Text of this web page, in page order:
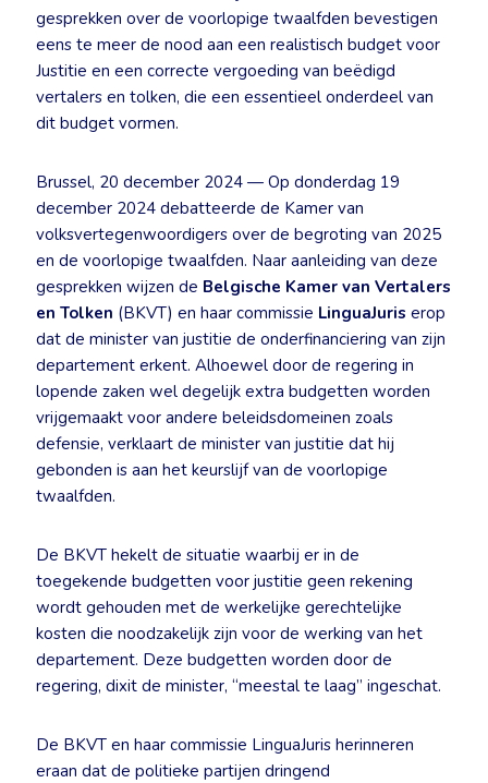
gesprekken over de voorlopige twaalfden bevestigen
eens te meer de nood aan een realistisch budget voor
Justitie en een correcte vergoeding van beëdigd
vertalers en tolken, die een essentieel onderdeel van
dit budget vormen.
Brussel, 20 december 2024 — Op donderdag 19
december 2024 debatteerde de Kamer van
volksvertegenwoordigers over de begroting van 2025
en de voorlopige twaalfden. Naar aanleiding van deze
gesprekken wijzen de Belgische Kamer van Vertalers
en Tolken (BKVT) en haar commissie LinguaJuris erop
dat de minister van justitie de onderfinanciering van zijn
departement erkent. Alhoewel door de regering in
lopende zaken wel degelijk extra budgetten worden
vrijgemaakt voor andere beleidsdomeinen zoals
defensie, verklaart de minister van justitie dat hij
gebonden is aan het keurslijf van de voorlopige
twaalfden.
De BKVT hekelt de situatie waarbij er in de
toegekende budgetten voor justitie geen rekening
wordt gehouden met de werkelijke gerechtelijke
kosten die noodzakelijk zijn voor de werking van het
departement. Deze budgetten worden door de
regering, dixit de minister, “meestal te laag” ingeschat.
De BKVT en haar commissie LinguaJuris herinneren
eraan dat de politieke partijen dringend